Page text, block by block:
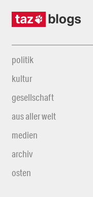
politik
kultur
gesellschaft
aus aller welt
medien
archiv
osten